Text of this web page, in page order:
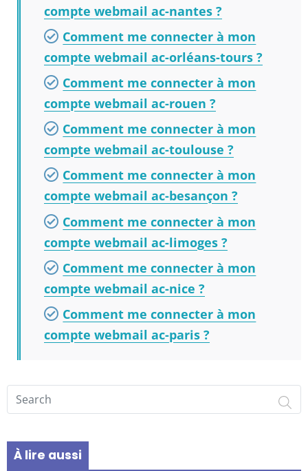
compte webmail ac-nantes ?
Comment me connecter à mon
compte webmail ac-orléans-tours ?
Comment me connecter à mon
compte webmail ac-rouen ?
Comment me connecter à mon
compte webmail ac-toulouse ?
Comment me connecter à mon
compte webmail ac-besançon ?
Comment me connecter à mon
compte webmail ac-limoges ?
Comment me connecter à mon
compte webmail ac-nice ?
Comment me connecter à mon
compte webmail ac-paris ?
Search on ESSPACE
À lire aussi